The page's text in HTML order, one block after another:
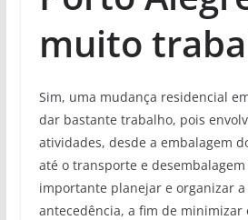
muito
Sim, uma mudança residencial
dar bastante trabalho, pois
atividades, desde a embalagem
até o transporte e desembalagem
importante planejar e organizar
antecedência, a fim de minimizar